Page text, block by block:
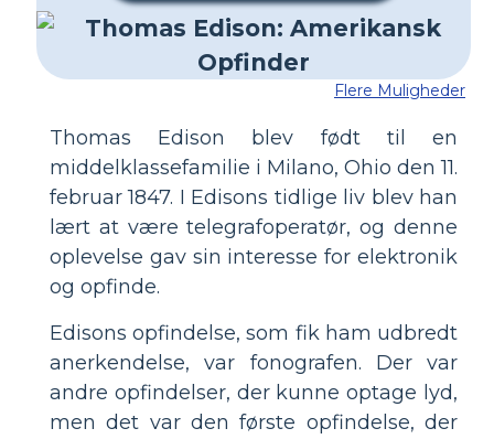
Flere Muligheder
Thomas Edison blev født til en
middelklassefamilie i Milano, Ohio den 11.
februar 1847. I Edisons tidlige liv blev han
lært at være telegrafoperatør, og denne
oplevelse gav sin interesse for elektronik
og opfinde.
Edisons opfindelse, som fik ham udbredt
anerkendelse, var fonografen. Der var
andre opfindelser, der kunne optage lyd,
men det var den første opfindelse, der